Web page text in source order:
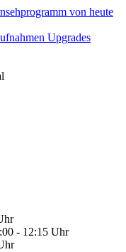
Upgrades
- 12:15 Uhr